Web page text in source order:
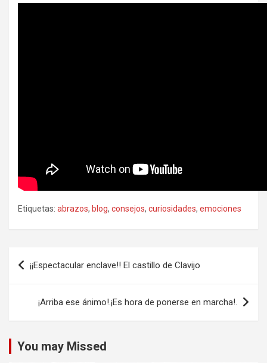
Etiquetas: abrazos, blog, consejos, curiosidades, emociones
Navegación
de
entradas
¡¡Espectacular enclave!! El castillo de Clavijo
¡Arriba ese ánimo!.¡Es hora de ponerse en marcha!.
You may Missed